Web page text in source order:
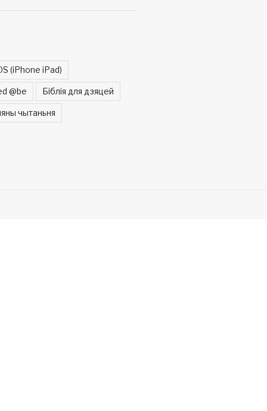
(iPhone iPad)
@be Біблія для дзяцей
чытаньня